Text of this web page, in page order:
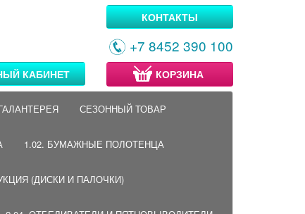
КОНТАКТЫ
+7 8452 390 100
КАБИНЕТ КОРЗИНА
СЕЗОННЫЙ ТОВАР
1.02. БУМАЖНЫЕ ПОЛОТЕНЦА
(ДИСКИ И ПАЛОЧКИ)